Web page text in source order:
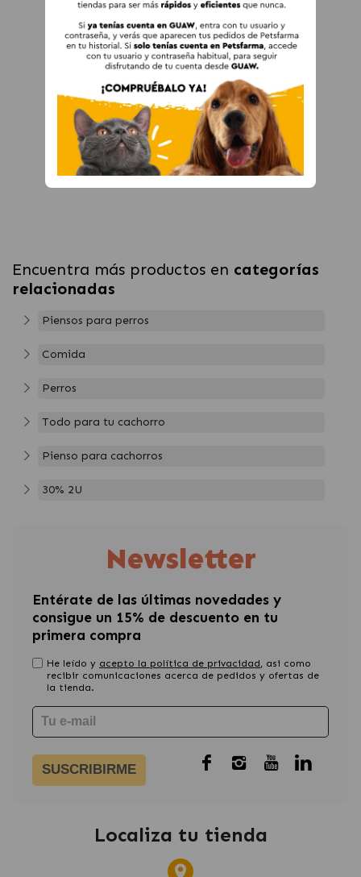
Encuentra más productos en categorías
relacionadas
Piensos para perros
Comida
Perros
Todo para tu cachorro
Pienso para cachorros
30% 2U
Newsletter
Entérate de las últimas novedades y
consigue un 15% de descuento en tu
primera compra
He leído y acepto la política de privacidad, asi como
recibir comunicaciones acerca de pedidos y ofertas de
la tienda.
SUSCRIBIRME
Localiza tu tienda